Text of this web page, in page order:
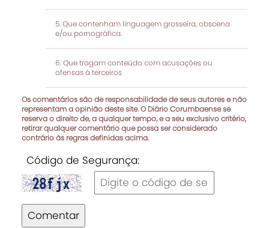
Que contenham linguagem grosseira, obscena
e/ou pornográfica.
Que tragam conteúdo com acusações ou
ofensas à terceiros
Os comentários são de responsabilidade de seus autores e não
representam a opinião deste site. O Diário Corumbaense se
reserva o direito de, a qualquer tempo, e a seu exclusivo critério,
retirar qualquer comentário que possa ser considerado
contrário às regras definidas acima.
Código de Segurança:
Comentar